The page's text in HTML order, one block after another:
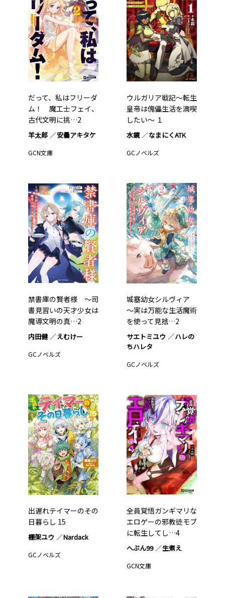
だって、私はフリーダ
ム！ 魔工士フェイ、
古代文明に挑…2
羊太郎 安曇アキタケ
GCN文庫
ウルガリア戦記～転生
皇帝は傀儡生活を満喫
したい～ １
水鏡 なまにくATK
GCノベルズ
禁書庫の賢者様 ～司
書見習いの天才少女は
魔導文明の真…2
内田健 えむけー
GCノベルズ
城塞幼女シルヴィア
～実は万能な生活魔術
を使って見捨…2
サエトミユウ
ハレの
ちハレタ
GCノベルズ
出遅れテイマーのその
日暮らし 15
棚架ユウ Nardack
GCノベルズ
全員覚悟ガンギマリな
エロゲーの邪教徒モブ
に転生してし…4
へぶん99 生煮え
GCN文庫